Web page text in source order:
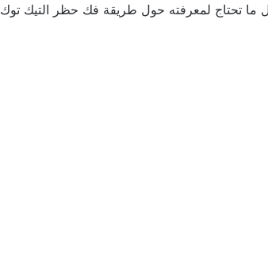
ما تحتاج لمعرفته حول طريقة فك حظر التيك توك